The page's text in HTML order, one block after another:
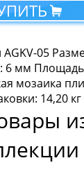
Mosaic
05
6 мм Площадь
мозаика
14,20 кг